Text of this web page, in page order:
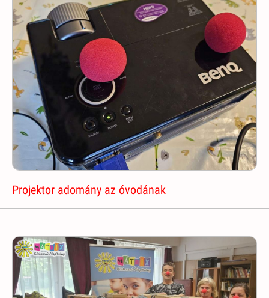
Projektor adomány az óvodának